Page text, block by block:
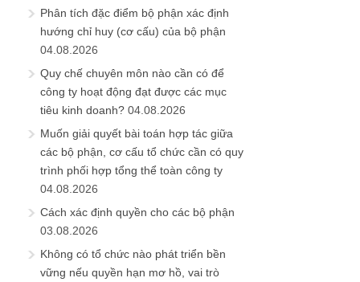
Phân tích đặc điểm bộ phận xác định
hướng chỉ huy (cơ cấu) của bộ phận
04.08.2026
Quy chế chuyên môn nào cần có để
công ty hoạt động đạt được các mục
tiêu kinh doanh? 04.08.2026
Muốn giải quyết bài toán hợp tác giữa
các bộ phận, cơ cấu tổ chức cần có quy
trình phối hợp tổng thể toàn công ty
04.08.2026
Cách xác định quyền cho các bộ phận
03.08.2026
Không có tổ chức nào phát triển bền
vững nếu quyền hạn mơ hồ, vai trò